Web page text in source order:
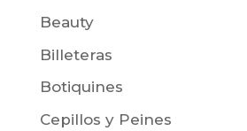
Beauty
Billeteras
Botiquines
Cepillos y Peines